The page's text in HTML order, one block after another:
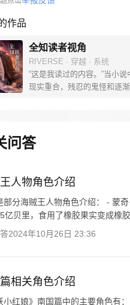
作品
全知读者视角
RIVERSE · 穿越 · 系统
“这是我读过的内容。”当小说
现实重合，残忍的鬼怪和逐渐
边，‘主角’对他的敌意和戒备
神秘的背后星们也加入乱局。
展？
问答
人物角色介绍
部分海贼王人物角色介绍： - 蒙
亿贝里，食用了橡胶果实变成橡
2024年10月26日 23:36
相关角色介绍
小红娘》南国篇中的主要角色有